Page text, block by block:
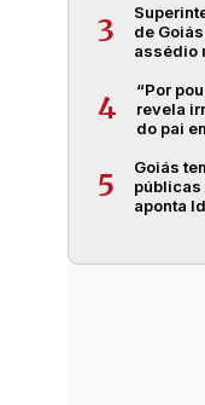
3
de
assédio
4
“Por
revela
do pai
5
Goiás
públicas
aponta